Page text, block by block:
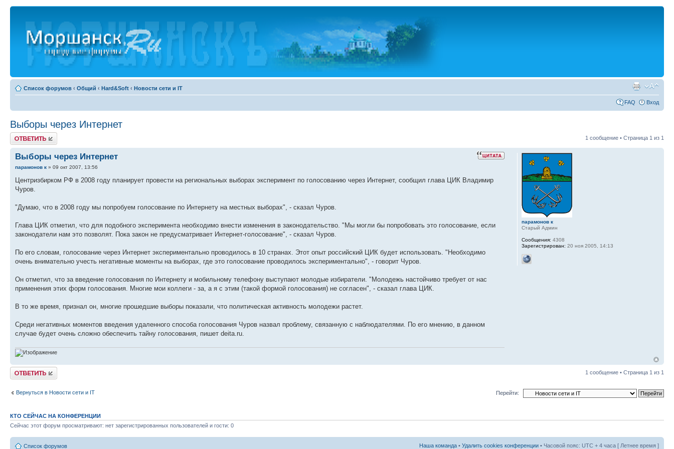
Список форумов ‹ Общий ‹ Hard&Soft ‹ Новости сети и IT
FAQ Вход
Выборы через Интернет
Ответить 1 сообщение • Страница 1 из 1
Выборы через Интернет
парамонов к » 09 окт 2007, 13:56
Центризбирком РФ в 2008 году планирует провести на региональных выборах эксперимент по голосованию через Интернет, сообщил глава ЦИК Владимир
Чуров.
"Думаю, что в 2008 году мы попробуем голосование по Интернету на местных выборах", - сказал Чуров.
Глава ЦИК отметил, что для подобного эксперимента необходимо внести изменения в законодательство. "Мы могли бы попробовать это голосование, если
законодатели нам это позволят. Пока закон не предусматривает Интернет-голосование", - сказал Чуров.
По его словам, голосование через Интернет экспериментально проводилось в 10 странах. Этот опыт российский ЦИК будет использовать. "Необходимо
очень внимательно учесть негативные моменты на выборах, где это голосование проводилось экспериментально", - говорит Чуров.
Он отметил, что за введение голосования по Интернету и мобильному телефону выступают молодые избиратели. "Молодежь настойчиво требует от нас
применения этих форм голосования. Многие мои коллеги - за, а я с этим (такой формой голосования) не согласен", - сказал глава ЦИК.
В то же время, признал он, многие прошедшие выборы показали, что политическая активность молодежи растет.
Среди негативных моментов введения удаленного способа голосования Чуров назвал проблему, связанную с наблюдателями. По его мнению, в данном
случае будет очень сложно обеспечить тайну голосования, пишет deita.ru.
парамонов к
Старый Админ
Сообщения: 4308
Зарегистрирован: 20 ноя 2005, 14:13
Ответить 1 сообщение • Страница 1 из 1
Вернуться в Новости сети и IT Перейти:
КТО СЕЙЧАС НА КОНФЕРЕНЦИИ
Сейчас этот форум просматривают: нет зарегистрированных пользователей и гости: 0
Список форумов Наша команда • Удалить cookies конференции • Часовой пояс: UTC + 4 часа [ Летнее время ]